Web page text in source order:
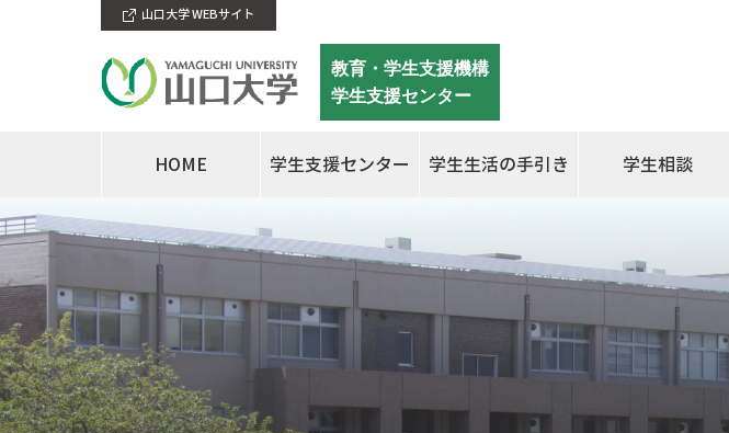
教育・学生支援機構
学生支援センター
山口大学 WEBサイト
HOME 学生支援センター 学生生活の手引き 学生相談